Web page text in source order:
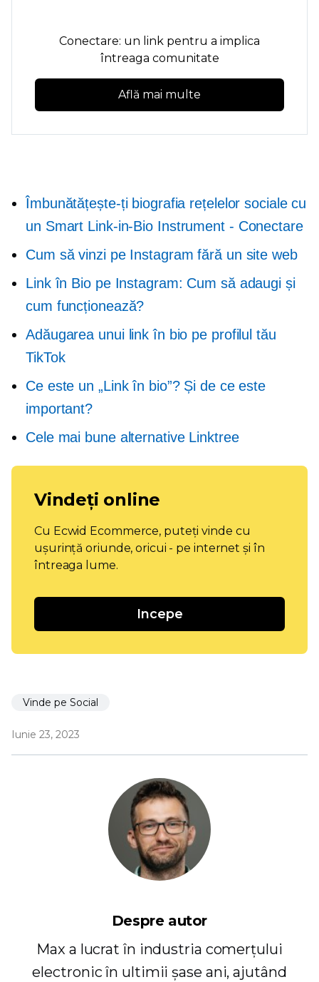
Conectare: un link pentru a implica
întreaga comunitate
Află mai multe
Îmbunătățește-ți biografia rețelelor sociale cu
un Smart Link-in-Bio Instrument - Conectare
Cum să vinzi pe Instagram fără un site web
Link în Bio pe Instagram: Cum să adaugi și
cum funcționează?
Adăugarea unui link în bio pe profilul tău
TikTok
Ce este un „Link în bio”? Și de ce este
important?
Cele mai bune alternative Linktree
Vindeți online
Cu Ecwid Ecommerce, puteți vinde cu
ușurință oriunde, oricui - pe internet și în
întreaga lume.
Incepe
Vinde pe Social
Iunie 23, 2023
Despre autor
Max a lucrat în industria comerțului
electronic în ultimii șase ani, ajutând